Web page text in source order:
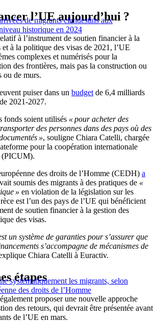
de migrants clandestins aux
historique en 2024
l’UE aujourd’hui ?
à l’instrument de soutien financier à la
et à la politique des visas de 2021, l’UE
complexes et numérisés pour la
des frontières, mais pas la construction ou
ou de murs.
puiser dans un budget de 6,4 milliards
2021-2027.
fonds soient utilisés « pour acheter des
des personnes dans des pays où des
», souligne Chiara Catelli, chargée
pour la coopération internationale
(PICUM).
des droits de l’Homme (CEDH) a
soumis des migrants à des pratiques de «
» en violation de la législation sur les
est l’un des pays de l’UE qui bénéficient
de soutien financier à la gestion des
des visas.
un système de garanties pour s’assurer que
s’accompagne de mécanismes de
Chiara Catelli à Euractiv.
systématiquement les migrants, selon
des droits de l’Homme
étapes
proposer une nouvelle approche
des retours, qui devrait être présentée avant
de l’UE en mars.